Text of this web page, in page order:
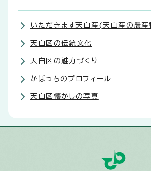
いただきます天白産(天白産の農産
天白区の伝統文化
天白区の魅力づくり
かぼっちのプロフィール
天白区懐かしの写真